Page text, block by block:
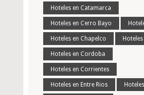
Hoteles en Catamarca
Hoteles en Cerro Bayo
Hoteles en Chapelco
Hoteles en Cordoba
Hoteles en Corrientes
Hoteles en Entre Rios